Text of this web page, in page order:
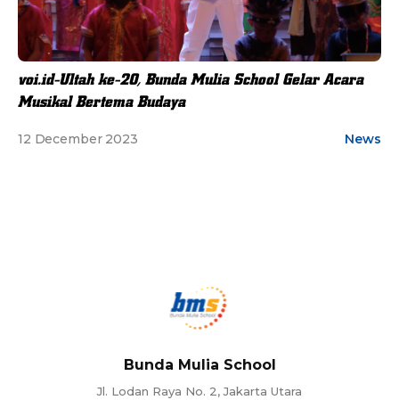
voi.id-Ultah ke-20, Bunda Mulia School Gelar Acara
Musikal Bertema Budaya
12 December 2023 News
Bunda Mulia School
Jl. Lodan Raya No. 2, Jakarta Utara